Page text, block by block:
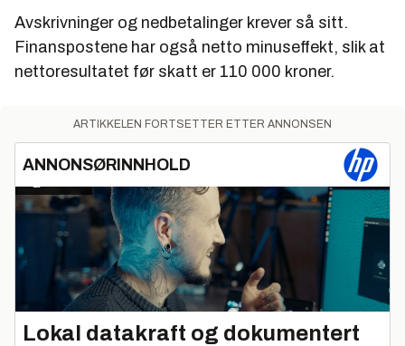
Avskrivninger og nedbetalinger krever så sitt.
Finanspostene har også netto minuseffekt, slik at
nettoresultatet før skatt er 110 000 kroner.
ARTIKKELEN FORTSETTER ETTER ANNONSEN
ANNONSØRINNHOLD
Lokal datakraft og dokumentert